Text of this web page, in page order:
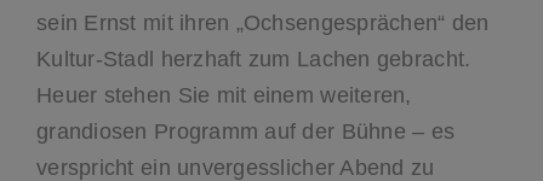
sein Ernst mit ihren „Ochsengesprächen“ den
Kultur-Stadl herzhaft zum Lachen gebracht.
Heuer stehen Sie mit einem weiteren,
grandiosen Programm auf der Bühne – es
verspricht ein unvergesslicher Abend zu